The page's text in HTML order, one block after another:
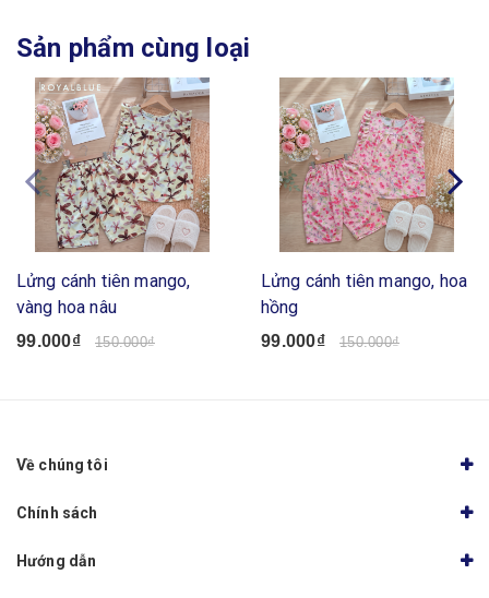
Sản phẩm cùng loại
Lửng cánh tiên mango,
vàng hoa nâu
99.000₫ 150.000₫
Lửng cánh tiên mango, hoa
hồng
99.000₫ 150.000₫
Về chúng tôi
Chính sách
Hướng dẫn